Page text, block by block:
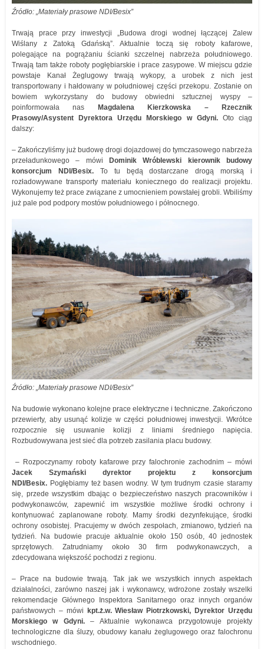
Źródło: „Materiały prasowe NDI/Besix”
Trwają prace przy inwestycji „Budowa drogi wodnej łączącej Zalew
Wiślany z Zatoką Gdańską”. Aktualnie toczą się roboty kafarowe,
polegające na pogrążaniu ścianki szczelnej nabrzeża południowego.
Trwają tam także roboty pogłębiarskie i prace zasypowe. W miejscu gdzie
powstaje Kanał Żeglugowy trwają wykopy, a urobek z nich jest
transportowany i hałdowany w południowej części przekopu. Zostanie on
bowiem wykorzystany do budowy obwiedni sztucznej wyspy –
poinformowała nas
Magdalena Kierzkowska – Rzecznik
Prasowy/Asystent Dyrektora Urzędu Morskiego w Gdyni.Oto ciąg
dalszy:
– Zakończyliśmy już budowę drogi dojazdowej do tymczasowego nabrzeża
przeładunkowego – mówi
Dominik Wróblewski kierownik budowy
konsorcjum NDI/Besix.To tu będą dostarczane drogą morską i
rozładowywane transporty materiału koniecznego do realizacji projektu.
Wykonujemy też prace związane z umocnieniem powstałej grobli. Wbiliśmy
już pale pod podpory mostów południowego i północnego.
Źródło: „Materiały prasowe NDI/Besix”
Na budowie wykonano kolejne prace elektryczne i techniczne. Zakończono
przewierty, aby usunąć kolizje w części południowej inwestycji. Wkrótce
rozpocznie się usuwanie kolizji z liniami średniego napięcia.
Rozbudowywana jest sieć dla potrzeb zasilania placu budowy.
– Rozpoczynamy roboty kafarowe przy falochronie zachodnim – mówi
Jacek Szymański dyrektor projektu z konsorcjum
NDI/Besix. Pogłębiamy też basen wodny. W tym trudnym czasie staramy
się, przede wszystkim dbając o bezpieczeństwo naszych pracowników i
podwykonawców, zapewnić im wszystkie możliwe środki ochrony i
kontynuować zaplanowane roboty. Mamy środki dezynfekujące, środki
ochrony osobistej. Pracujemy w dwóch zespołach, zmianowo, tydzień na
tydzień. Na budowie pracuje aktualnie około 150 osób, 40 jednostek
sprzętowych. Zatrudniamy około 30 firm podwykonawczych, a
zdecydowana większość pochodzi z regionu.
– Prace na budowie trwają. Tak jak we wszystkich innych aspektach
działalności, zarówno naszej jak i wykonawcy, wdrożone zostały wszelki
rekomendacje Głównego Inspektora Sanitarnego oraz innych organów
państwowych – mówi
kpt.ż.w. Wiesław Piotrzkowski, Dyrektor Urzędu
Morskiego w Gdyni.– Aktualnie wykonawca przygotowuje projekty
technologiczne dla śluzy, obudowy kanału żeglugowego oraz falochronu
wschodniego.